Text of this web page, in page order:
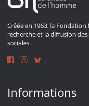
Créée en 1963, la
recherche et la diffusion
sociales.
Informations